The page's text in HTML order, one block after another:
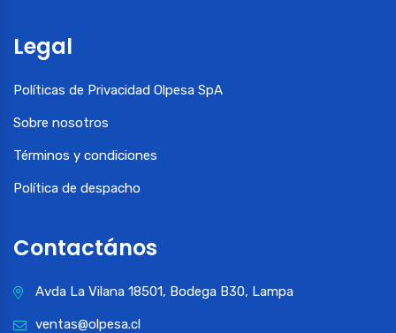
Legal
Políticas de Privacidad Olpesa SpA
Sobre nosotros
Términos y condiciones
Política de despacho
Contactános
Avda La Vilana 18501, Bodega B30, Lampa
ventas@olpesa.cl